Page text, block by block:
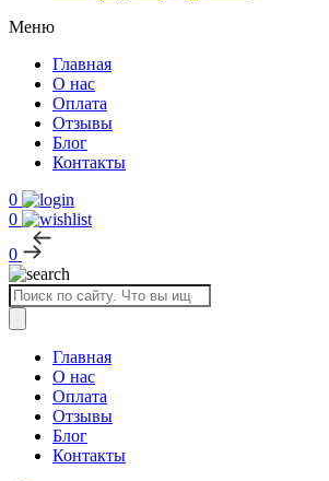
Меню
Главная
О нас
Оплата
Отзывы
Блог
Контакты
0
0
0
Поиск
товаров
Главная
О нас
Оплата
Отзывы
Блог
Контакты